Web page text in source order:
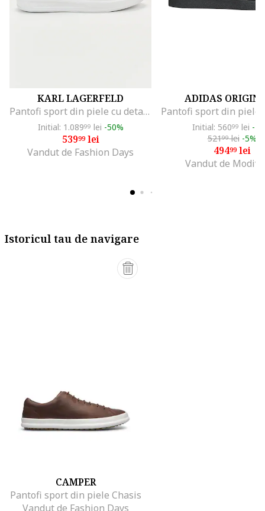
KARL LAGERFELD
Pantofi sport din piele cu detalii logo, Alb optic
Initial: 1.08999 lei -50%
53999lei
Vandut de Fashion Days
ADIDAS
Initial: 56099 lei -
52199lei -5%
49499lei
Vandut de
Istoricul tau de navigare
CAMPER
Pantofi sport din piele Chasis
Vandut de Fashion Days